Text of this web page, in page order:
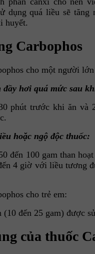
dụng quá liều sẽ
huyết.
Carbophos
cho một người lớn
đầy hơi quá mức sau
phút trước khi ăn và
hoặc ngộ độc thuốc:
đến 100 gam than
4 giờ với liều tương
cho trẻ em:
(10 đến 25 gam) được
của thuốc